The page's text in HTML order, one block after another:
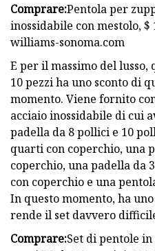
Comprare:Pentola per
inossidabile con mestolo, $
williams-sonoma.com
E per il massimo del lusso,
10 pezzi ha uno sconto di
momento. Viene fornito
acciaio inossidabile di cui
padella da 8 pollici e 10
quarti con coperchio, una
coperchio, una padella da
con coperchio e una
In questo momento, ha
rende il set davvero
Comprare:Set di pentole